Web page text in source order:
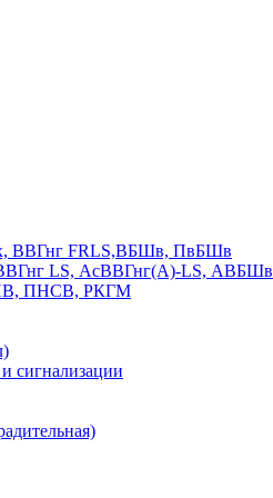
ВВГнг FRLS,ВБШв, ПвБШв
LS, АсВВГнг(А)-LS, АВБШв
ПНСВ, РКГМ
сигнализации